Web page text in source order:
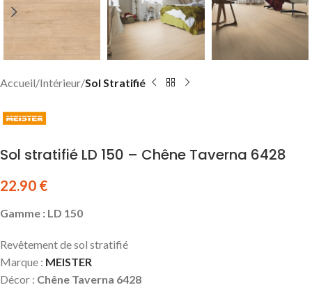
Accueil Intérieur Sol Stratifié
Sol stratifié LD 150 – Chêne Taverna 6428
22.90 €
Gamme : LD 150
Revêtement de sol stratifié
Marque : MEISTER
Décor : Chêne Taverna 6428